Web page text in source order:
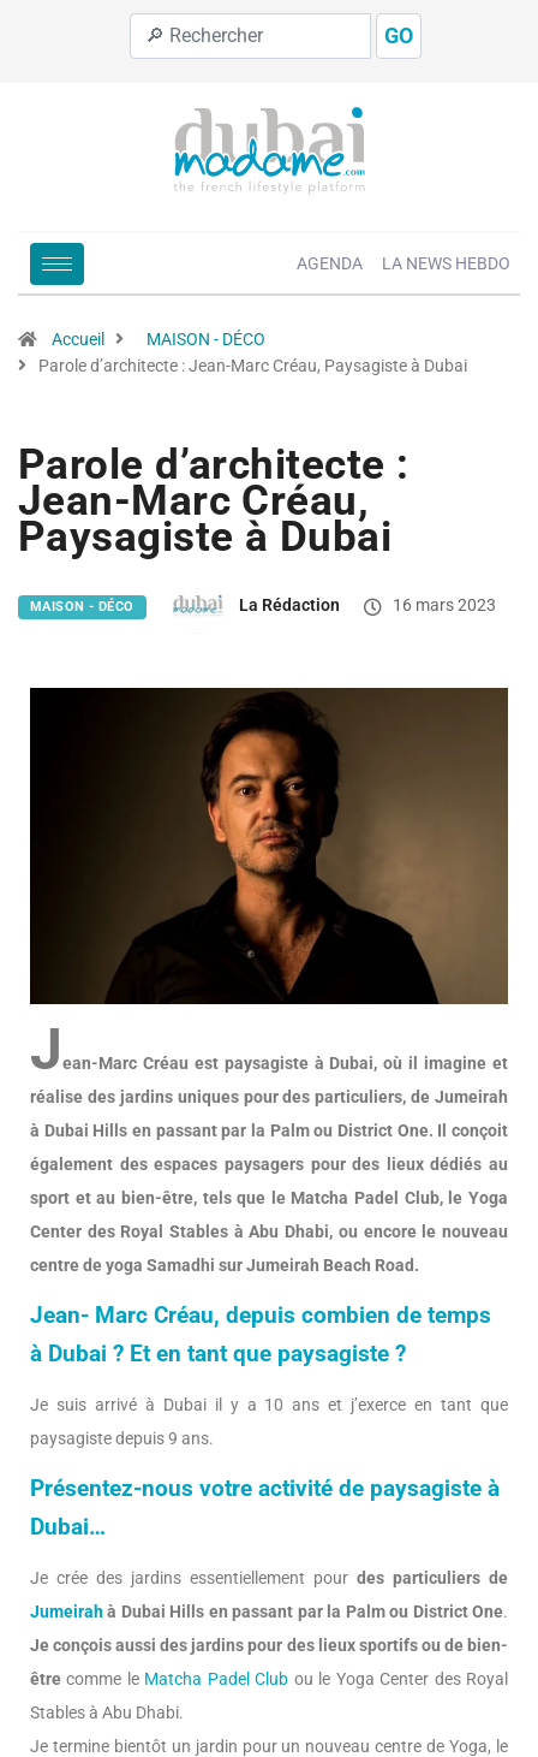
GO
AGENDA LA NEWS HEBDO
Accueil
MAISON - DÉCO
Parole d’architecte : Jean-Marc Créau, Paysagiste à Dubai
Parole d’architecte :
Jean-Marc Créau,
Paysagiste à Dubai
MAISON - DÉCO La Rédaction 16 mars 2023
Jean-Marc Créau est paysagiste à Dubai, où il imagine et
réalise des jardins uniques pour des particuliers, de Jumeirah
à Dubai Hills en passant par la Palm ou District One. Il conçoit
également des espaces paysagers pour des lieux dédiés au
sport et au bien-être, tels que le Matcha Padel Club, le Yoga
Center des Royal Stables à Abu Dhabi, ou encore le nouveau
centre de yoga Samadhi sur Jumeirah Beach Road.
Jean- Marc Créau, depuis combien de temps
à Dubai ? Et en tant que paysagiste ?
Je suis arrivé à Dubai il y a 10 ans et j’exerce en tant que
paysagiste depuis 9 ans.
Présentez-nous votre activité de paysagiste à
Dubai…
Je crée des jardins essentiellement pour des particuliers de
Jumeirahà Dubai Hills en passant par la Palm ou District One.
Je conçois aussi des jardins pour des lieux sportifs ou de bien-
être comme le Matcha Padel Club ou le Yoga Center des Royal
Stables à Abu Dhabi.
Je termine bientôt un jardin pour un nouveau centre de Yoga, le